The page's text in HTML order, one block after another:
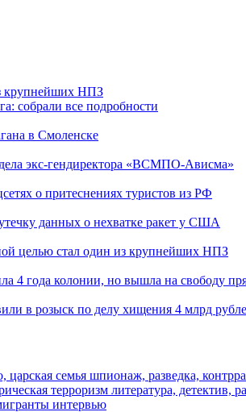
крупнейших НПЗ
собрали все подробности
в Смоленске
экс-гендиректора «ВСМПО-Ависма»
о притеснениях туристов из РФ
данных о нехватке ракет у США
целью стал один из крупнейших НПЗ
4 года колонии, но вышла на свободу
в розыск по делу хищения 4 млрд
царская семья шпионаж, разведка,
терроризм литература, детектив,
интервью